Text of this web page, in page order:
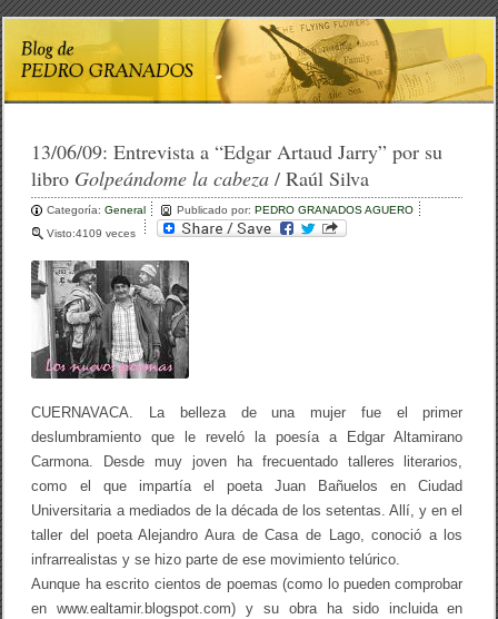
13/06/09:Entrevista a “Edgar Artaud Jarry” por su
libro Golpeándome la cabeza/ Raúl Silva
Categoría:General Publicado por:PEDRO GRANADOS AGUERO
Visto:4109 veces
CUERNAVACA. La belleza de una mujer fue el primer
deslumbramiento que le reveló la poesía a Edgar Altamirano
Carmona. Desde muy joven ha frecuentado talleres literarios,
como el que impartía el poeta Juan Bañuelos en Ciudad
Universitaria a mediados de la década de los setentas. Allí, y en el
taller del poeta Alejandro Aura de Casa de Lago, conoció a los
infrarrealistas y se hizo parte de ese movimiento telúrico.
Aunque ha escrito cientos de poemas (como lo pueden comprobar
en www.ealtamir.blogspot.com) y su obra ha sido incluida en